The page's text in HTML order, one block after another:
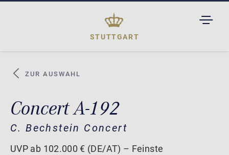
STUTTGART
ZUR AUSWAHL
Concert A-192
C. Bechstein Concert
UVP ab 102.000 € (DE/AT) – Feinste